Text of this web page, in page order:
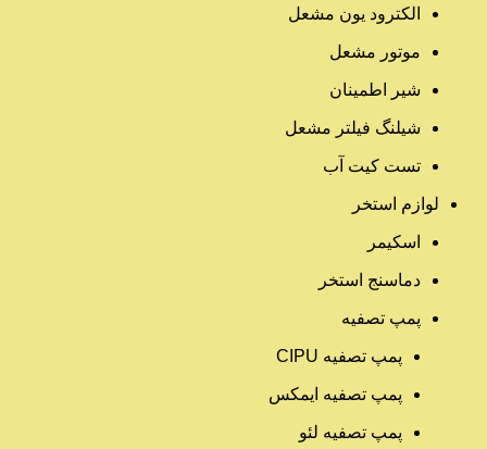
الکترود یون مشعل
موتور مشعل
شیر اطمینان
شیلنگ فیلتر مشعل
تست کیت آب
لوازم استخر
اسکیمر
دماسنج استخر
پمپ تصفیه
پمپ تصفیه CIPU
پمپ تصفیه ایمکس
پمپ تصفیه لئو